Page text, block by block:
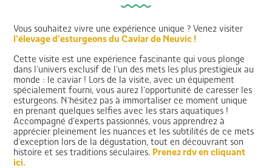
Vous souhaitez vivre une expérience unique ? Venez visiter
l’élevage d’esturgeons du Caviar de Neuvic !
Cette visite est une expérience fascinante qui vous plonge
dans l’univers exclusif de l’un des mets les plus prestigieux au
monde : le caviar ! Lors de la visite, avec un équipement
spécialement fourni, vous aurez l’opportunité de caresser les
esturgeons. N’hésitez pas à immortaliser ce moment unique
en prenant quelques selfies avec les stars aquatiques !
Accompagné d’experts passionnés, vous apprendrez à
apprécier pleinement les nuances et les subtilités de ce mets
d’exception lors de la dégustation, tout en découvrant son
histoire et ses traditions séculaires. Prenez rdv en cliquant
ici.